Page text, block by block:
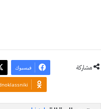
مشاركة فيسبوك